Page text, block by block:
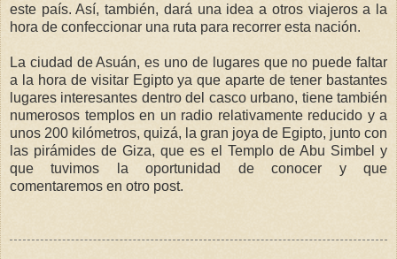
este país. Así, también, dará una idea a otros viajeros a la
hora de confeccionar una ruta para recorrer esta nación.
La ciudad de Asuán, es uno de lugares que no puede faltar
a la hora de visitar Egipto ya que aparte de tener bastantes
lugares interesantes dentro del casco urbano, tiene también
numerosos templos en un radio relativamente reducido y a
unos 200 kilómetros, quizá, la gran joya de Egipto, junto con
las pirámides de Giza, que es el Templo de Abu Simbel y
que tuvimos la oportunidad de conocer y que
comentaremos en otro post.